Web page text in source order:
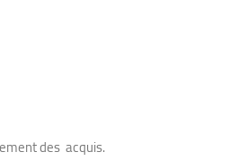
des acquis.